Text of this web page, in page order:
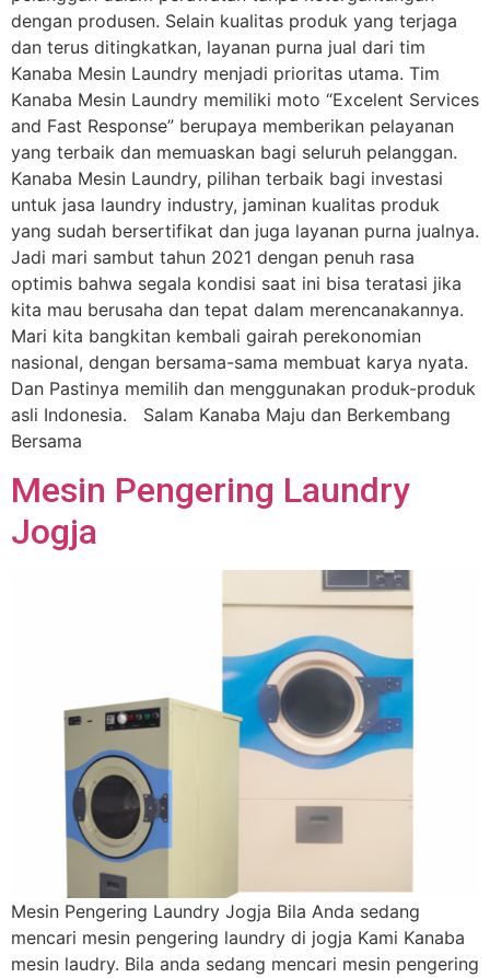
dengan produsen. Selain kualitas produk yang terjaga
dan terus ditingkatkan, layanan purna jual dari tim
Kanaba Mesin Laundry menjadi prioritas utama. Tim
Kanaba Mesin Laundry memiliki moto “Excelent Services
and Fast Response” berupaya memberikan pelayanan
yang terbaik dan memuaskan bagi seluruh pelanggan.
Kanaba Mesin Laundry, pilihan terbaik bagi investasi
untuk jasa laundry industry, jaminan kualitas produk
yang sudah bersertifikat dan juga layanan purna jualnya.
Jadi mari sambut tahun 2021 dengan penuh rasa
optimis bahwa segala kondisi saat ini bisa teratasi jika
kita mau berusaha dan tepat dalam merencanakannya.
Mari kita bangkitan kembali gairah perekonomian
nasional, dengan bersama-sama membuat karya nyata.
Dan Pastinya memilih dan menggunakan produk-produk
asli Indonesia. Salam Kanaba Maju dan Berkembang
Bersama
Mesin Pengering Laundry
Jogja
Mesin Pengering Laundry Jogja Bila Anda sedang
mencari mesin pengering laundry di jogja Kami Kanaba
mesin laudry. Bila anda sedang mencari mesin pengering